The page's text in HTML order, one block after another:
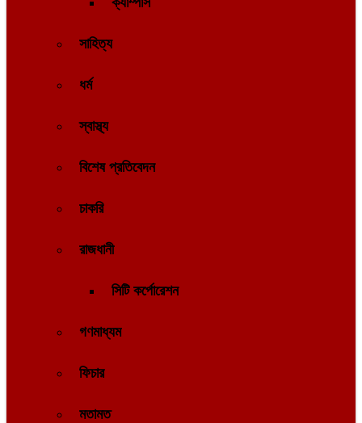
সাহিত্য
ধর্ম
স্বাস্থ্য
বিশেষ প্রতিবেদন
চাকরি
রাজধানী
সিটি কর্পোরেশন
গণমাধ্যম
ফিচার
মতামত